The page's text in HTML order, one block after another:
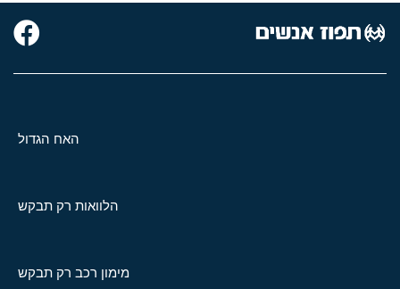
האח הגדול
הלוואות רק תבקש
מימון רכב רק תבקש